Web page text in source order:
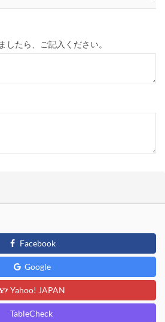
したら、ご記入ください。
Facebook
Google
Yahoo! JAPAN
TableCheck